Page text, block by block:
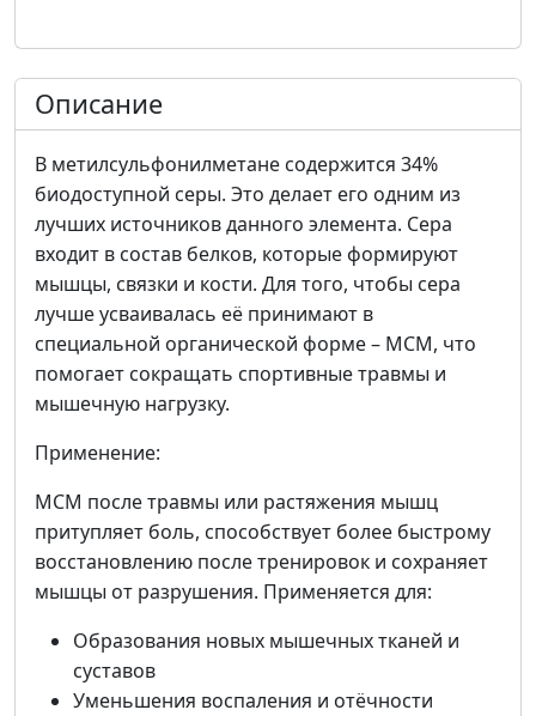
Описание
В метилсульфонилметане содержится 34%
биодоступной серы. Это делает его одним из
лучших источников данного элемента. Сера
входит в состав белков, которые формируют
мышцы, связки и кости. Для того, чтобы сера
лучше усваивалась её принимают в
специальной органической форме – МСМ, что
помогает сокращать спортивные травмы и
мышечную нагрузку.
Применение:
MСM после травмы или растяжения мышц
притупляет боль, способствует более быстрому
восстановлению после тренировок и сохраняет
мышцы от разрушения. Применяется для:
Образования новых мышечных тканей и
суставов
Уменьшения воспаления и отёчности